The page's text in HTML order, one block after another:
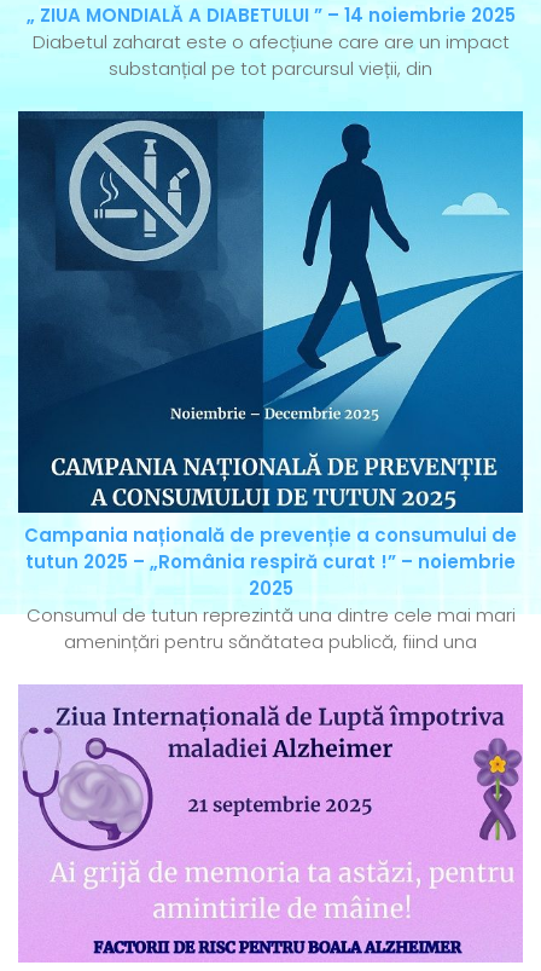
„ ZIUA MONDIALĂ A DIABETULUI ” – 14 noiembrie 2025
Diabetul zaharat este o afecțiune care are un impact
substanțial pe tot parcursul vieții, din
Campania națională de prevenție a consumului de
tutun 2025 – „România respiră curat !” – noiembrie
2025
Consumul de tutun reprezintă una dintre cele mai mari
amenințări pentru sănătatea publică, fiind una